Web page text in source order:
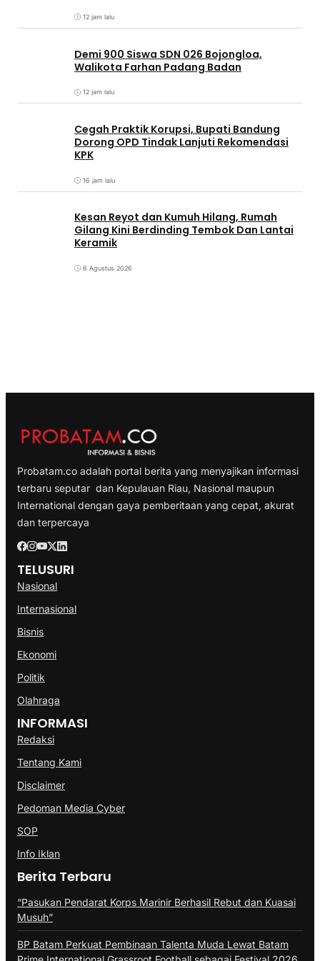
12 jam lalu
Demi 900 Siswa SDN 026 Bojongloa,
Walikota Farhan Padang Badan
12 jam lalu
Cegah Praktik Korupsi, Bupati Bandung
Dorong OPD Tindak Lanjuti Rekomendasi
KPK
16 jam lalu
Kesan Reyot dan Kumuh Hilang, Rumah
Gilang Kini Berdinding Tembok Dan Lantai
Keramik
6 Agustus 2026
Probatam.co adalah portal berita yang menyajikan informasi
terbaru seputar dan Kepulauan Riau, Nasional maupun
International dengan gaya pemberitaan yang cepat, akurat
dan terpercaya
TELUSURI
Nasional
Internasional
Bisnis
Ekonomi
Politik
Olahraga
INFORMASI
Redaksi
Tentang Kami
Disclaimer
Pedoman Media Cyber
SOP
Info Iklan
Berita Terbaru
“Pasukan Pendarat Korps Marinir Berhasil Rebut dan Kuasai
Musuh”
BP Batam Perkuat Pembinaan Talenta Muda Lewat Batam